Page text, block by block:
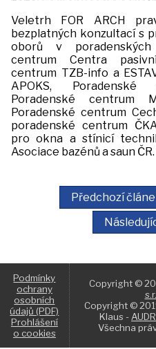
Veletrh FOR ARCH
bezplatných konzultací s
oborů v poradenských
centrum Centra
centrum TZB-info a
APOKS, Poradenské
Poradenské centrum
Poradenské centrum
poradenské centrum
pro okna a stínicí
Asociace bazénů a saun
Předchozí
Podmínky
ochrany
osobních
údajů (PDF)
Prohlášení
o cookies
Copyright ©
Copyright ©
Klaus -
Všechna